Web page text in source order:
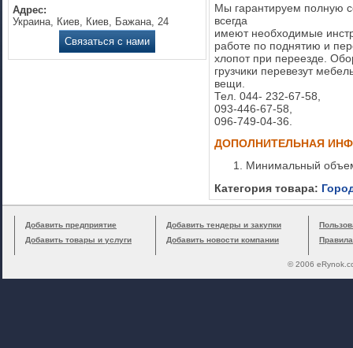
Адрес:
Украина, Киев, Киев, Бажана, 24
Связаться с нами
Мы гарантируем полную
всегда
имеют необходимые
работе по поднятию и
хлопот при переезде.
грузчики перевезут
вещи.
Тел. 044- 232-67-58,
093-446-67-58,
096-749-04-36.
ДОПОЛНИТЕЛЬНАЯ
Минимальный
Категория товара:
Добавить предприятие
Добавить товары и услуги
Добавить тендеры и закупки
Добавить новости компании
© 2006